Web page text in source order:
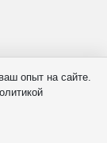
опыт на сайте.